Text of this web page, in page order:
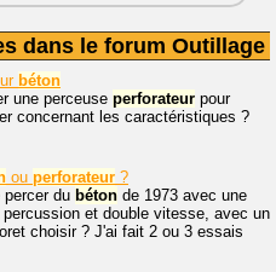
dans le forum Outillage
béton
une perceuse perforateur pour
concernant les caractéristiques ?
ou perforateur ?
du béton de 1973 avec une
et double vitesse, avec un
choisir ? J'ai fait 2 ou 3 essais